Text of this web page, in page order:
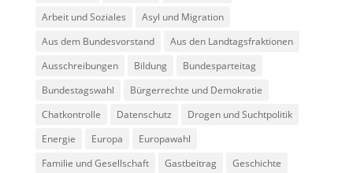
Arbeit und Soziales
Asyl und Migration
Aus dem Bundesvorstand
Aus den Landtagsfraktionen
Ausschreibungen
Bildung
Bundesparteitag
Bundestagswahl
Bürgerrechte und Demokratie
Chatkontrolle
Datenschutz
Drogen und Suchtpolitik
Energie
Europa
Europawahl
Familie und Gesellschaft
Gastbeitrag
Geschichte